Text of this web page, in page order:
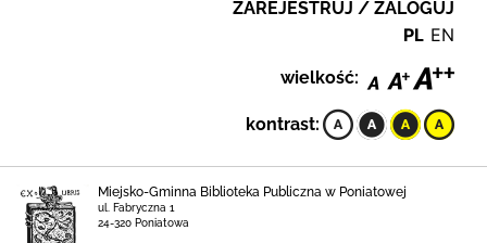
ZAREJESTRUJ / ZALOGUJ
PL EN
wielkość:
kontrast:
Miejsko-Gminna Biblioteka Publiczna w Poniatowej
ul. Fabryczna 1
24-320 Poniatowa